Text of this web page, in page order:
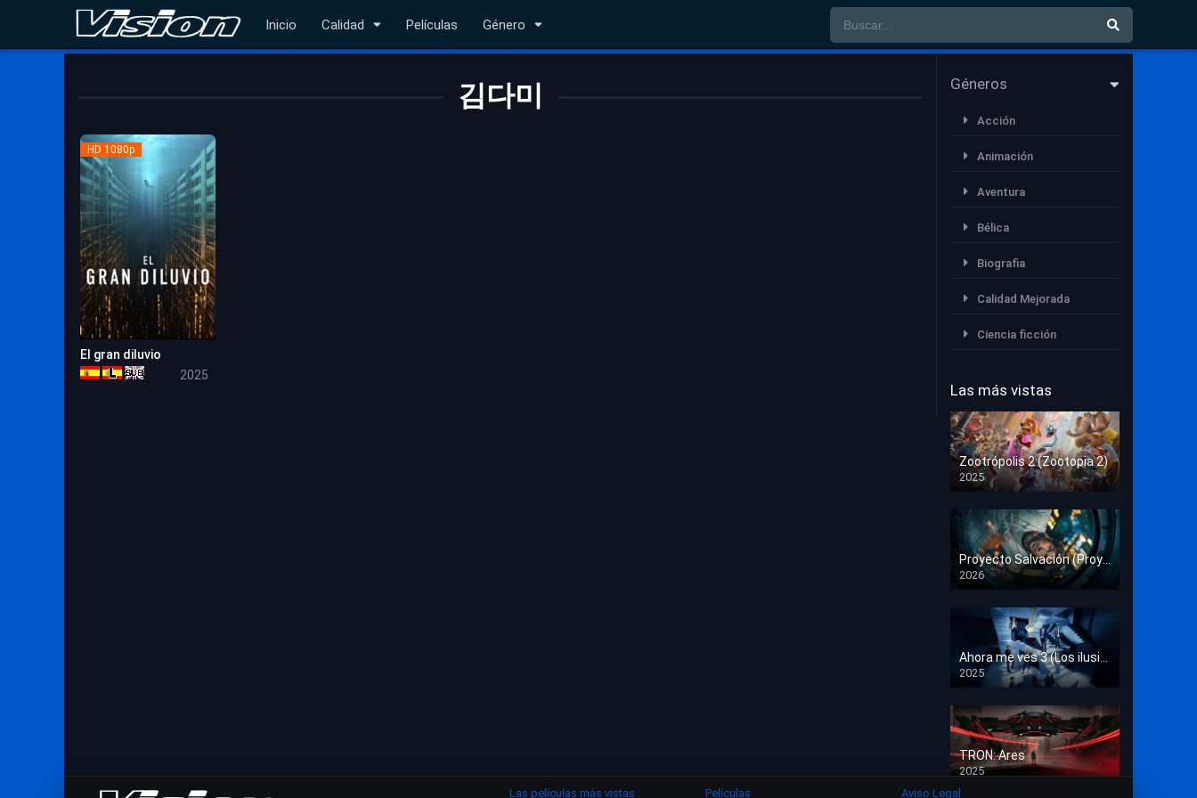
Inicio Calidad Películas Género
김다미
HD 1080p
El gran diluvio
2025
Géneros
Acción
Animación
Aventura
Bélica
Biografia
Calidad Mejorada
Ciencia ficción
Deporte
Documental
Drama
Estrénos en Cine
Familia
Familiar
Fantasía
Guerra
Historia
Misterio
Las más vistas
Zootrópolis 2 (Zootopia 2)
2025
HD 1080p
2026
HD 1080p
2025
HD 1080p
TRON: Ares
2025
HD 1080p
Las películas más vistas Películas Aviso Legal